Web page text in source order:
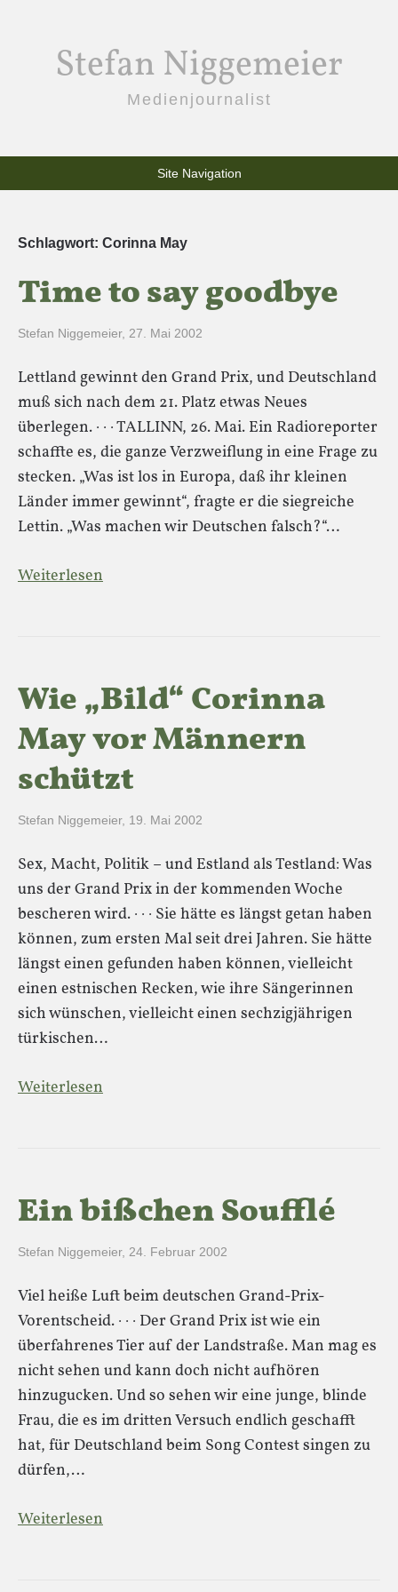
Stefan Niggemeier
Medienjournalist
Site Navigation
Schlagwort: Corinna May
Time to say goodbye
Stefan Niggemeier, 27. Mai 2002
Lettland gewinnt den Grand Prix, und Deutschland
muß sich nach dem 21. Platz etwas Neues
überlegen. · · · TALLINN, 26. Mai. Ein Radioreporter
schaffte es, die ganze Verzweiflung in eine Frage zu
stecken. „Was ist los in Europa, daß ihr kleinen
Länder immer gewinnt“, fragte er die siegreiche
Lettin. „Was machen wir Deutschen falsch?“…
Weiterlesen
Wie „Bild“ Corinna
May vor Männern
schützt
Stefan Niggemeier, 19. Mai 2002
Sex, Macht, Politik – und Estland als Testland: Was
uns der Grand Prix in der kommenden Woche
bescheren wird. · · · Sie hätte es längst getan haben
können, zum ersten Mal seit drei Jahren. Sie hätte
längst einen gefunden haben können, vielleicht
einen estnischen Recken, wie ihre Sängerinnen
sich wünschen, vielleicht einen sechzigjährigen
türkischen…
Weiterlesen
Ein bißchen Soufflé
Stefan Niggemeier, 24. Februar 2002
Viel heiße Luft beim deutschen Grand-Prix-
Vorentscheid. · · · Der Grand Prix ist wie ein
überfahrenes Tier auf der Landstraße. Man mag es
nicht sehen und kann doch nicht aufhören
hinzugucken. Und so sehen wir eine junge, blinde
Frau, die es im dritten Versuch endlich geschafft
hat, für Deutschland beim Song Contest singen zu
dürfen,…
Weiterlesen